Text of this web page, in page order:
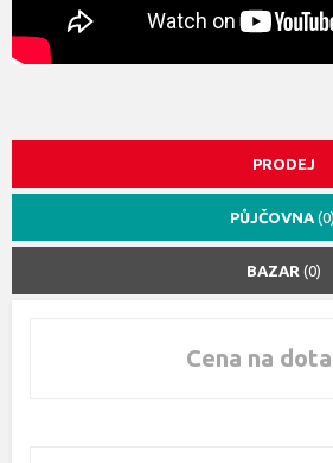
PRODEJ
PŮJČOVNA (0)
BAZAR (0)
Cena na